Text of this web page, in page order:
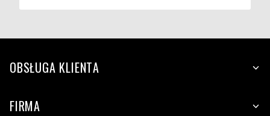
OBSŁUGA KLIENTA
FIRMA